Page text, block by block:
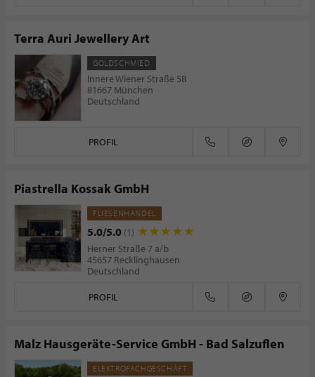
Terra Auri Jewellery Art
GOLDSCHMIED
Innere Wiener Straße 5B
81667 München
Deutschland
PROFIL
Piastrella Kossak GmbH
FLIESENHANDEL
5.0/5.0 (1)
Herner Straße 7 a/b
45657 Recklinghausen
Deutschland
PROFIL
Malz Hausgeräte-Service GmbH - Bad Salzuflen
ELEKTROFACHGESCHÄFT